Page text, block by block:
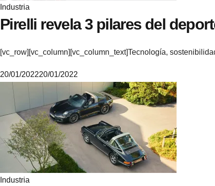
Industria
Pirelli revela 3 pilares del
[vc_row][vc_column][vc_column_text]Tecnología,
k
20/01/202220/01/2022
Industria